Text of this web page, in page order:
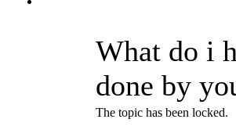
What do i
done by
The topic has been locked.